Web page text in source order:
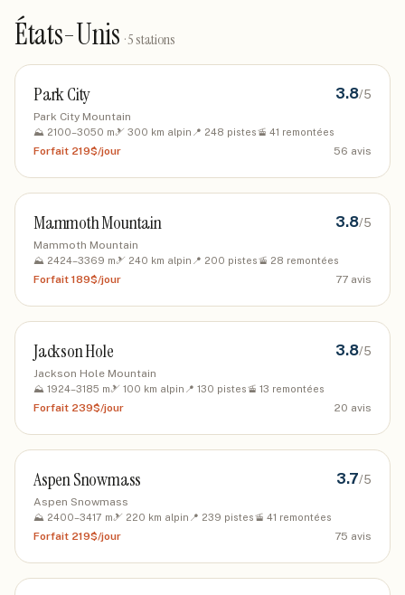
États-Unis ·5stations
Park City
Park City Mountain
3.8/5
⛰️ 2100–3050 m🎿 300 km alpin 📍 248 pistes🚡 41 remontées
Forfait 219$/jour 56 avis
Mammoth Mountain
Mammoth Mountain
3.8/5
⛰️ 2424–3369 m🎿 240 km alpin 📍 200 pistes🚡 28 remontées
Forfait 189$/jour 77 avis
Jackson Hole
Jackson Hole Mountain
3.8/5
⛰️ 1924–3185 m🎿 100 km alpin 📍 130 pistes🚡 13 remontées
Forfait 239$/jour 20 avis
Aspen Snowmass
Aspen Snowmass
3.7/5
⛰️ 2400–3417 m🎿 220 km alpin 📍 239 pistes🚡 41 remontées
Forfait 219$/jour 75 avis